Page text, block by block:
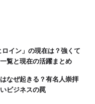
覧と現在の活躍まとめ
ビジネスの罠